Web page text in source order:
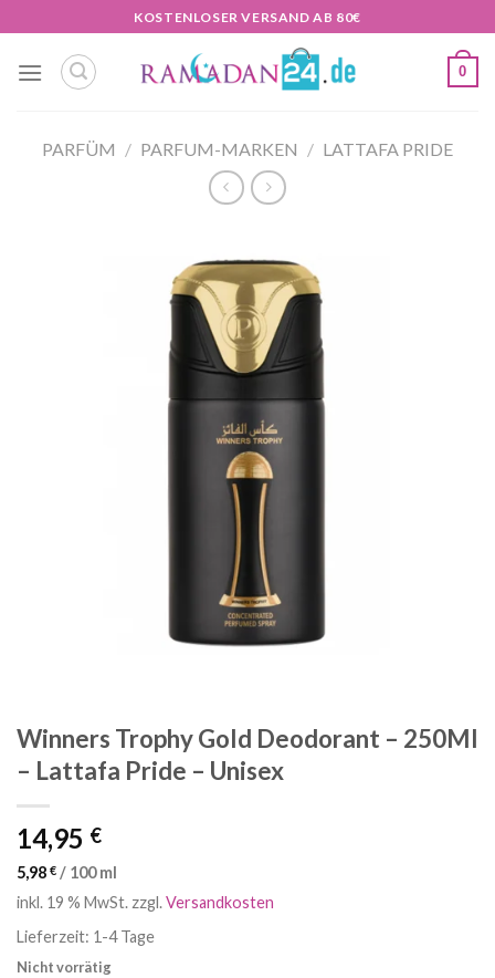
Inhalt
springen
KOSTENLOSER VERSAND AB 80€
0
PARFÜM / PARFUM-MARKEN / LATTAFA PRIDE
Winners Trophy Gold Deodorant – 250Ml
– Lattafa Pride – Unisex
14,95 €
5,98 € / 100 ml
inkl. 19 % MwSt. zzgl.Versandkosten
Lieferzeit: 1-4 Tage
Nicht vorrätig